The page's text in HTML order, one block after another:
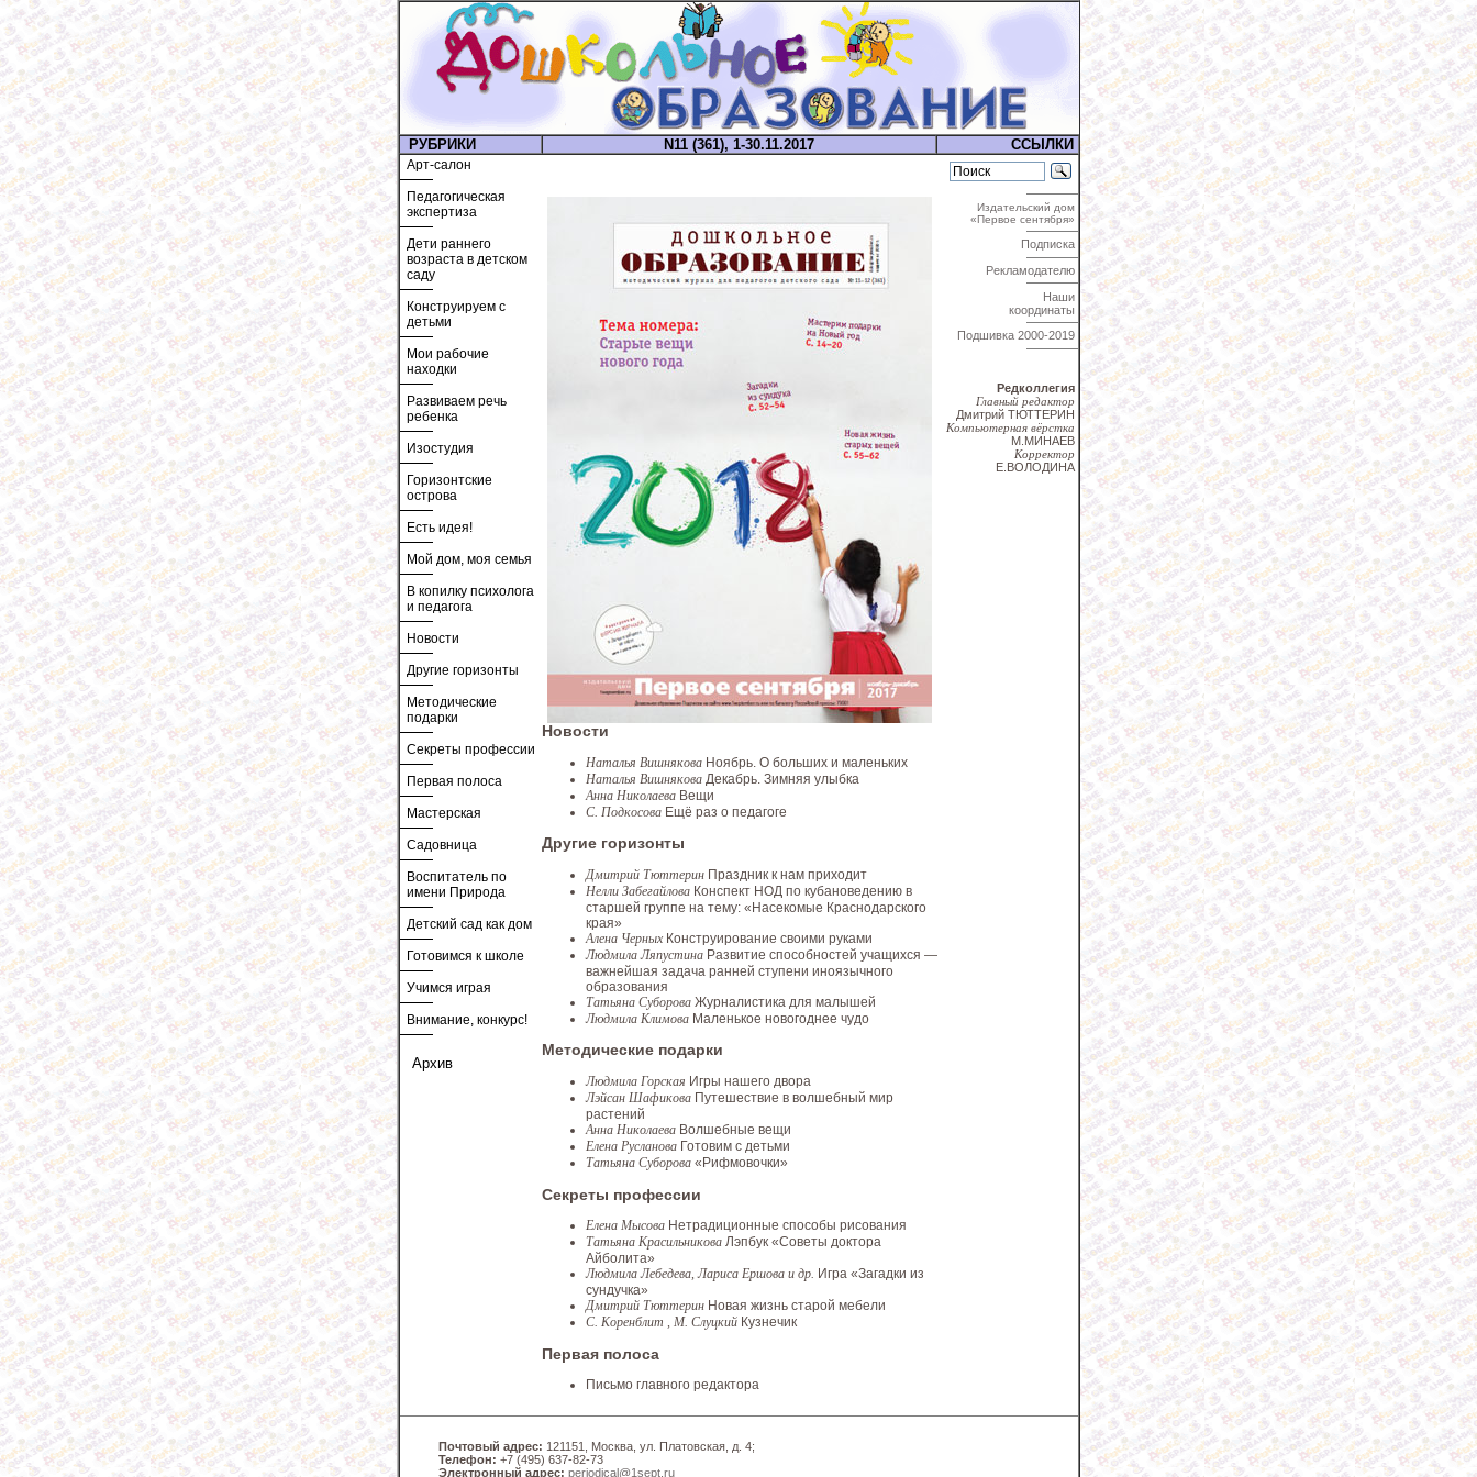
РУБРИКИ N11 (361), 1-30.11.2017 ССЫЛКИ
Арт-салон
Педагогическая
экспертиза
Дети раннего
возраста в детском
саду
Конструируем с
детьми
Мои рабочие
находки
Развиваем речь
ребенка
Изостудия
Горизонтские
острова
Есть идея!
Мой дом, моя семья
В копилку психолога
и педагога
Новости
Другие горизонты
Методические
подарки
Секреты профессии
Первая полоса
Мастерская
Садовница
Воспитатель по
имени Природа
Детский сад как дом
Готовимся к школе
Учимся играя
Внимание, конкурс!
Архив
Новости
Наталья Вишнякова Ноябрь. О больших и маленьких
Наталья Вишнякова Декабрь. Зимняя улыбка
Анна Николаева Вещи
С. Подкосова Ещё раз о педагоге
Другие горизонты
Дмитрий Тюттерин Праздник к нам приходит
Нелли Забегайлова Конспект НОД по кубановедению в
старшей группе на тему: «Насекомые Краснодарского
края»
Алена Черных Конструирование своими руками
Людмила Ляпустина Развитие способностей учащихся —
важнейшая задача ранней ступени иноязычного
образования
Татьяна Суборова Журналистика для малышей
Людмила Климова Маленькое новогоднее чудо
Методические подарки
Людмила Горская Игры нашего двора
Лэйсан Шафикова Путешествие в волшебный мир
растений
Анна Николаева Волшебные вещи
Елена Русланова Готовим с детьми
Татьяна Суборова «Рифмовочки»
Секреты профессии
Елена Мысова Нетрадиционные способы рисования
Татьяна Красильникова Лэпбук «Советы доктора
Айболита»
Людмила Лебедева, Лариса Ершова и др. Игра «Загадки из
сундучка»
Дмитрий Тюттерин Новая жизнь старой мебели
С. Коренблит , М. Слуцкий Кузнечик
Первая полоса
Письмо главного редактора
Издательский дом
«Первое сентября»
Подписка
Рекламодателю
Наши
координаты
Подшивка 2000-2019
Редколлегия
Главный редактор
Дмитрий ТЮТТЕРИН
Компьютерная вёрстка
М.МИНАЕВ
Корректор
Е.ВОЛОДИНА
Почтовый адрес: 121151, Москва, ул. Платовская, д. 4;
Телефон: +7 (495) 637-82-73
Электронный адрес: periodical@1sept.ru